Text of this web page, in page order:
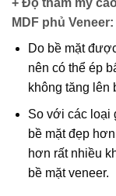
MDF phủ Veneer:
Do bề mặt
nên có thể ép
không tăng lên
So với các loại
bề mặt đẹp
hơn rất nhiều
bề mặt veneer.